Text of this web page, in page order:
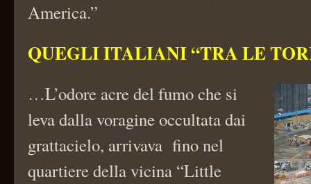
America.”
QUEGLI ITALIANI “TRA LE
…L’odore acre del fumo che si
leva dalla voragine occultata dai
grattacielo, arrivava fino nel
quartiere della vicina “Little